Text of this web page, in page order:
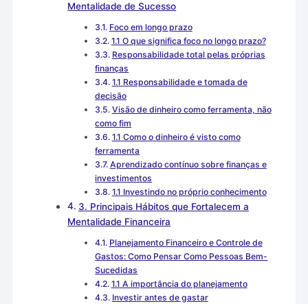
Mentalidade de Sucesso
Foco em longo prazo
1.1 O que significa foco no longo prazo?
Responsabilidade total pelas próprias
finanças
1.1 Responsabilidade e tomada de
decisão
Visão de dinheiro como ferramenta, não
como fim
1.1 Como o dinheiro é visto como
ferramenta
Aprendizado contínuo sobre finanças e
investimentos
1.1 Investindo no próprio conhecimento
3. Principais Hábitos que Fortalecem a
Mentalidade Financeira
Planejamento Financeiro e Controle de
Gastos: Como Pensar Como Pessoas Bem-
Sucedidas
1.1 A importância do planejamento
Investir antes de gastar